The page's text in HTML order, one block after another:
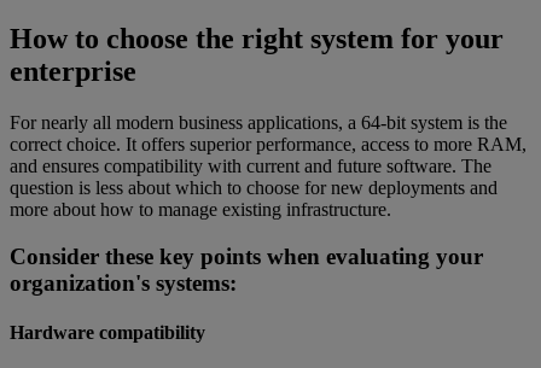
How to choose the right system for your
enterprise
For nearly all modern business applications, a 64-bit system is the
correct choice. It offers superior performance, access to more RAM,
and ensures compatibility with current and future software. The
question is less about which to choose for new deployments and
more about how to manage existing infrastructure.
Consider these key points when evaluating your
organization's systems:
Hardware compatibility